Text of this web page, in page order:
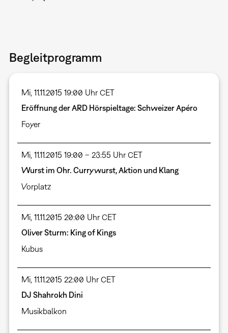
Begleitprogramm
Mi, 11.11.2015 19:00 Uhr CET
Eröffnung der ARD Hörspieltage: Schweizer Apéro
Foyer
Mi, 11.11.2015 19:00 – 23:55 Uhr CET
Wurst im Ohr. Currywurst, Aktion und Klang
Vorplatz
Mi, 11.11.2015 20:00 Uhr CET
Oliver Sturm: King of Kings
Kubus
Mi, 11.11.2015 22:00 Uhr CET
DJ Shahrokh Dini
Musikbalkon